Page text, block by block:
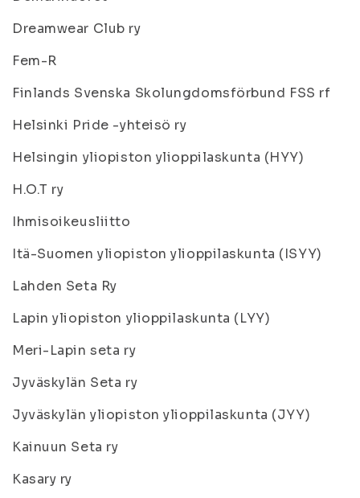
Dreamwear Club ry
Fem-R
Finlands Svenska Skolungdomsförbund FSS rf
Helsinki Pride -yhteisö ry
Helsingin yliopiston ylioppilaskunta (HYY)
H.O.T ry
Ihmisoikeusliitto
Itä-Suomen yliopiston ylioppilaskunta (ISYY)
Lahden Seta Ry
Lapin yliopiston ylioppilaskunta (LYY)
Meri-Lapin seta ry
Jyväskylän Seta ry
Jyväskylän yliopiston ylioppilaskunta (JYY)
Kainuun Seta ry
Kasary ry